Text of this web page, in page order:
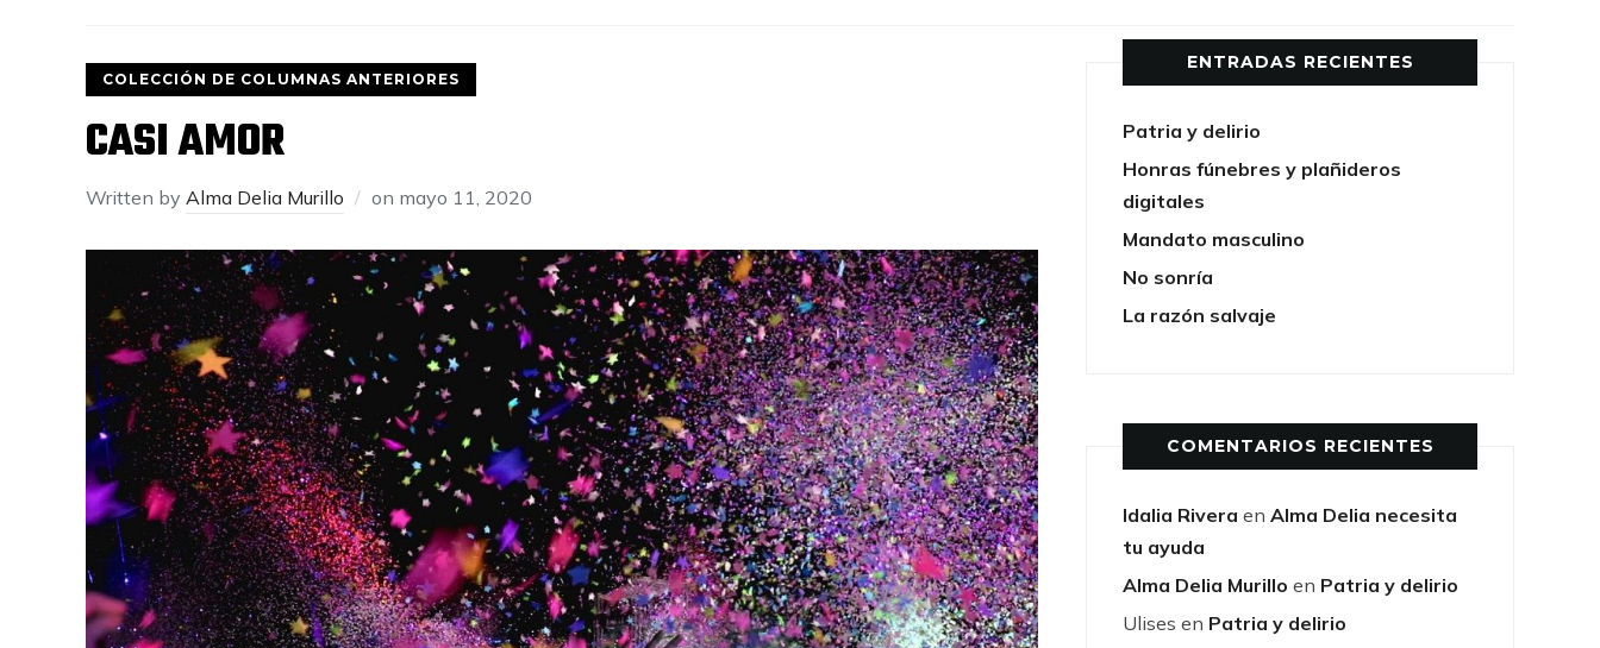
COLECCIÓN DE COLUMNAS ANTERIORES
CASI AMOR
Written by Alma Delia Murillo on mayo 11, 2020
ENTRADAS RECIENTES
Patria y delirio
Honras fúnebres y plañideros
digitales
Mandato masculino
No sonría
La razón salvaje
COMENTARIOS RECIENTES
Idalia Rivera en Alma Delia necesita
tu ayuda
Alma Delia Murillo en Patria y delirio
Ulises en Patria y delirio